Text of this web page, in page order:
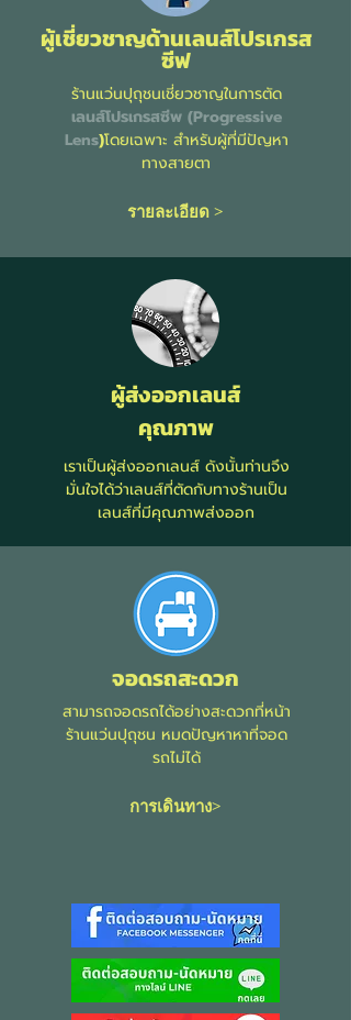
ผู้เชี่ยวชาญด้านเลนส์โปรเกรส
ซีฟ
ร้านแว่นปุถุชนเชี่ยวชาญในการตัด
เลนส์โปรเกรสซีพ (Progressive
Lens)โดยเฉพาะ สำหรับผู้ที่มีปัญหา
ทางสายตา
รายละเอียด >
ผู้ส่งออกเลนส์
คุณภาพ
เราเป็นผู้ส่งออกเลนส์ ดังนั้นท่านจึง
มั่นใจได้ว่าเลนส์ที่ตัดกับทางร้านเป็น
เลนส์ที่มีคุณภาพส่งออก
จอดรถสะดวก
สามารถจอดรถได้อย่างสะดวกที่หน้า
ร้านแว่นปุถุชน หมดปัญหาหาที่จอด
รถไม่ได้
การเดินทาง>